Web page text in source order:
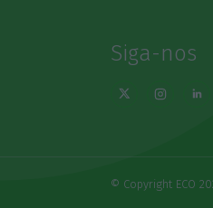
Siga-nos
© Copyright ECO